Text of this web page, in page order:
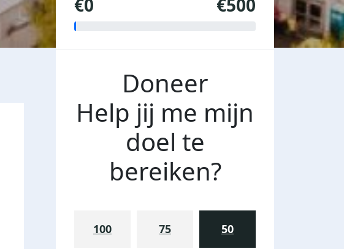
€0 €500
Doneer
Help jij me mijn
doel te
bereiken?
100 75 50